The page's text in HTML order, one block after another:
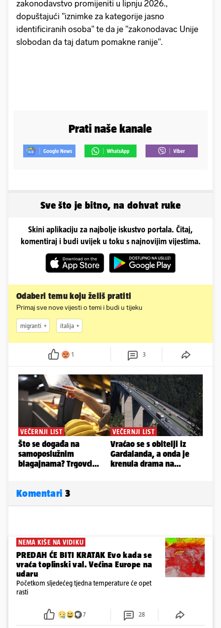
zakonodavstvo promijeniti u lipnju 2026.,
dopuštajući "iznimke za kategorije jasno
identificiranih osoba" te da je "zakonodavac Unije
slobodan da taj datum pomakne ranije".
Prati naše kanale
Sve što je bitno, na dohvat ruke
Skini aplikaciju za najbolje iskustvo portala. Čitaj,
komentiraj i budi uvijek u toku s najnovijim vijestima.
Odaberi temu koju želiš pratiti
Primaj sve nove vijesti o temi i budi u tijeku
migranti italija
1 3
Komentari 3
NEMA KIŠE NA VIDIKU
PREDAH ĆE BITI KRATAK Evo kada se
vraća toplinski val. Većina Europe na
udaru
Početkom sljedećeg tjedna temperature će opet
rasti
7 28